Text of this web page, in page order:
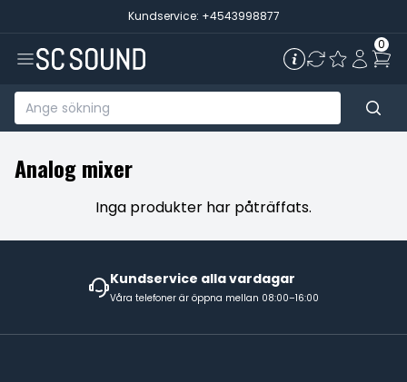
Kundservice: +4543998877
0
Analog mixer
Inga produkter har påträffats.
Kundservice alla vardagar
Våra telefoner är öppna mellan 08:00–16:00